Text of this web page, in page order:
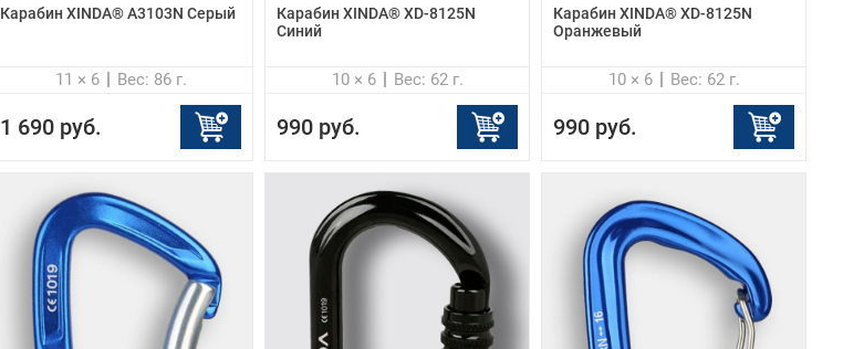
Карабин XINDA® A3103N Серый
11 × 6 Вес: 86 г.
1 690 руб.
Карабин XINDA® XD-8125N
Синий
10 × 6 Вес: 62 г.
990 руб.
Карабин XINDA® XD-8125N
Оранжевый
10 × 6 Вес: 62 г.
990 руб.